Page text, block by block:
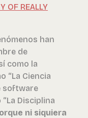
OF REALLY
han
de
como la
“La Ciencia
software
Disciplina
ni siquiera